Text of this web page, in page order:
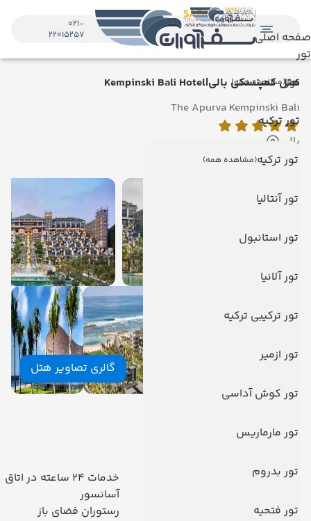
صفحه اصلی
تور
تور(مشاهده همه)
تور ترکیه
تور ترکیه(مشاهده همه)
تور آنتالیا
تور استانبول
تور آلانیا
تور ترکیبی ترکیه
تور ازمیر
تور کوش آداسی
تور مارماریس
تور بدروم
تور فتحیه
021-
22015257
هتل کمپنسکی بالی|Kempinski Bali Hotel
The Apurva Kempinski Bali
بالی
نمایش روی نقشه
گالری تصاویر هتل
امکانات هتل
امکانات هتل
رستوران
تلویزیون کابلی/ماهواره‌ای
خدمات 24 ساعته در اتاق
آسانسور
رستوران فضای باز